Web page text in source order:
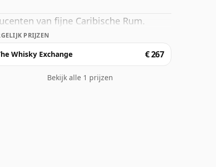
van fijne Caribische Rum.
PRIJZEN
Whisky Exchange € 267
Bekijk alle 1 prijzen